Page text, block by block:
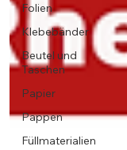
Folien
Klebebänder
Beutel und
Taschen
Papier
Pappen
Füllmaterialien